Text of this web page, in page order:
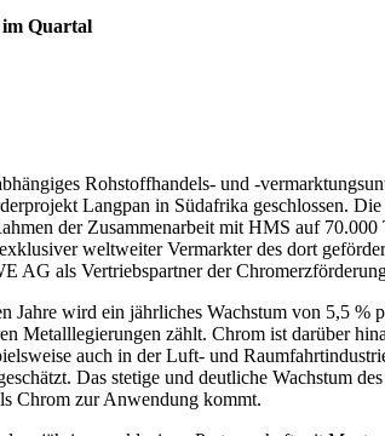
im Quartal
Rohstoffhandels- und -
Langpan in Südafrika geschlossen.
der Zusammenarbeit mit HMS auf
weltweiter Vermarkter des dort
AG als Vertriebspartner der
wird ein jährliches Wachstum von 5,5 %
Metalllegierungen zählt. Chrom ist darüber
auch in der Luft- und
Das stetige und deutliche Wachstum
Chrom zur Anwendung kommt.